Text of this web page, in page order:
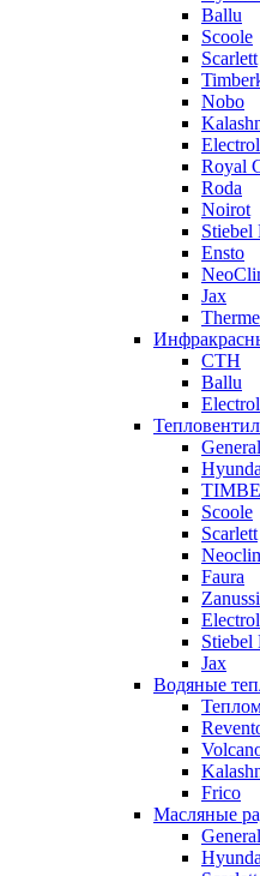
Ballu
Scoole
Scarlett
Nobo
Royal
Roda
Noirot
Stiebel
Ensto
Jax
CTH
Ballu
Scoole
Scarlett
Faura
Zanussi
Stiebel
Jax
Водяные
Frico
Масляные